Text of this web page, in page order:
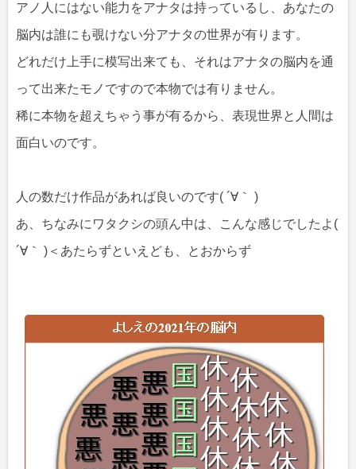
アノ人にはない能力をアナタは持っているし、あなたの
脳内は誰にも覗けない分アナタの世界が有ります。
どれだけ上手に模写出来ても、それはアナタの脳内を通
って出来たモノですので本物では有りません。
稀に本物を超えちゃう事が有るから、表現世界と人間は
面白いのです。
人の数だけ作品があれば良いのです( ´∀｀ )
あ、ちなみにワタクシの頭ん中は、こんな感じでしたよ(
´∀｀ )＜あたらずといえども、とおからず